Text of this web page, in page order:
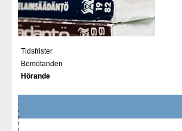
Länkar
Tidsfrister
Bemötanden
Hörande